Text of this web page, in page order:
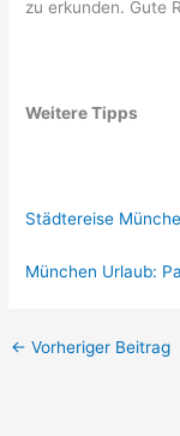
zu erkunden. Gute
Weitere Tipps
Städtereise
München Urlaub:
← Vorheriger Beitrag